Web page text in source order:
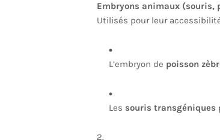
Embryons animaux (souris,
Utilisés pour leur
L’embryon de poisson
Les souris transgéniques